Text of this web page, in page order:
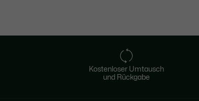
Kostenloser Umtausch
und Rückgabe